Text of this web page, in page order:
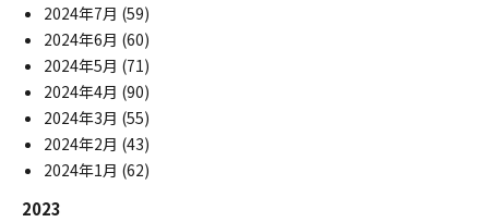
2024年7月 (59)
2024年6月 (60)
2024年5月 (71)
2024年4月 (90)
2024年3月 (55)
2024年2月 (43)
2024年1月 (62)
2023